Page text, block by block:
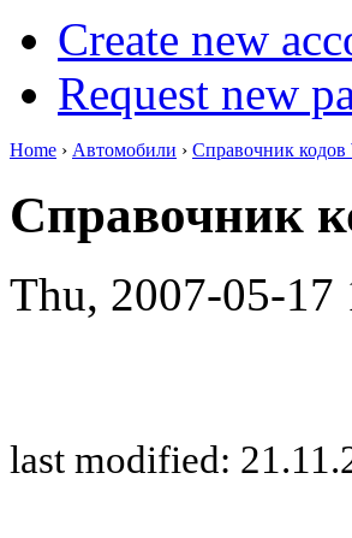
Create new
Request new
Home › Автомобили › Справочник
Справочник
Thu, 2007-05-
last modified: